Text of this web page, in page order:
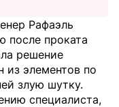
Рафаэль
после проката
решение
из элементов по
злую шутку.
специалиста,